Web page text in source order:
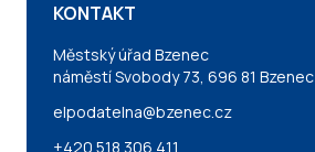
KONTAKT
Městský úřad Bzenec
náměstí Svobody 73, 696 81 Bzenec
elpodatelna@bzenec.cz
+420 518 306 411